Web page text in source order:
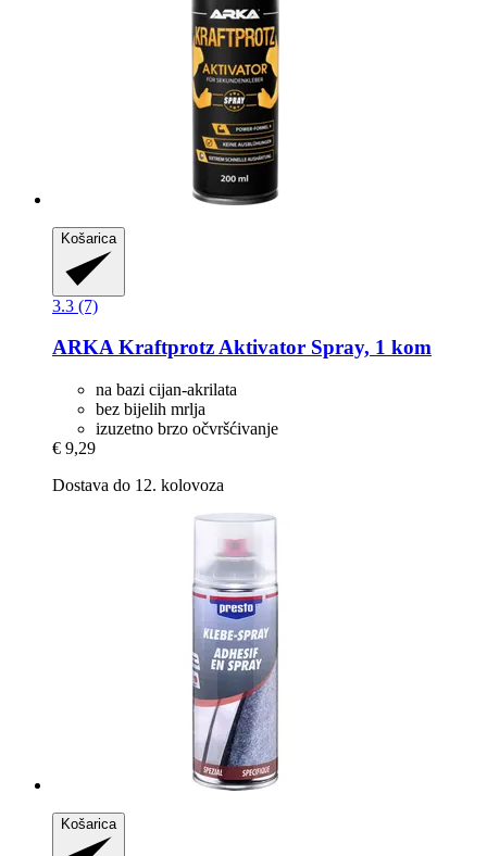
Košarica
3.3 (7)
ARKAKraftprotz Aktivator Spray, 1 kom
na bazi cijan-akrilata
bez bijelih mrlja
izuzetno brzo očvršćivanje
€ 9,29
Dostava do 12. kolovoza
Košarica